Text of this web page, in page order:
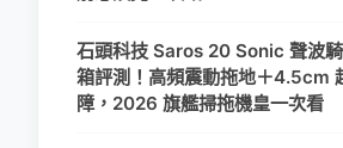
石頭科技 Saros 20 Sonic 聲波
箱評測！高頻震動拖地＋4.5cm
障，2026 旗艦掃拖機皇一次看